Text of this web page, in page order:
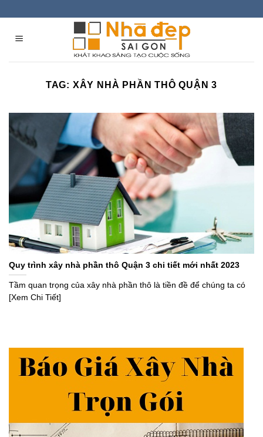
content
TAG: XÂY NHÀ PHẦN THÔ QUẬN 3
Quy trình xây nhà phần thô Quận 3 chi tiết mới nhất 2023
Tầm quan trọng của xây nhà phần thô là tiền đề để chúng ta có
[Xem Chi Tiết]